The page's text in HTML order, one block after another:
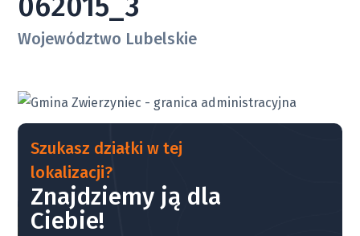
Województwo Lubelskie
Szukasz działki w tej
lokalizacji?
Znajdziemy ją dla
Ciebie!